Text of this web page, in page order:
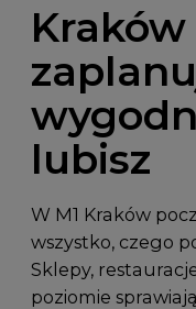
Kraków
lubisz
W M1 Kraków
wszystko, czego
Sklepy,
poziomie